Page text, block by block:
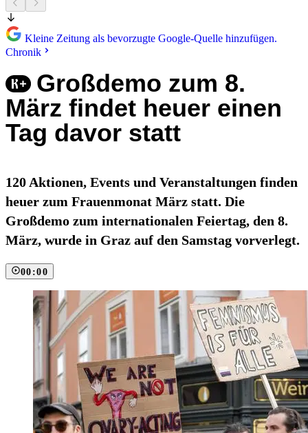
Kleine Zeitung als bevorzugte Google-Quelle hinzufügen.
Chronik
Großdemo zum 8.
März findet heuer einen
Tag davor statt
120 Aktionen, Events und Veranstaltungen finden
heuer zum Frauenmonat März statt. Die
Großdemo zum internationalen Feiertag, den 8.
März, wurde in Graz auf den Samstag vorverlegt.
00:00